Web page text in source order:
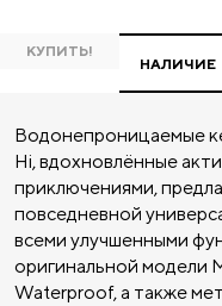
КУПИТЬ!
НАЛИЧИЕ
Водонепроницаемые
Hi, вдохновлённые
приключениями,
повседневной
всеми улучшенными
оригинальной модели
Waterproof, а также